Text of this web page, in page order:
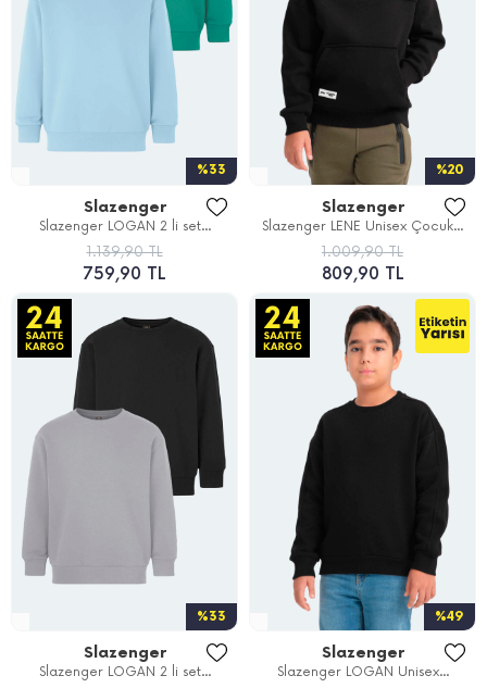
%33
Slazenger
Slazenger LOGAN 2 li set...
1.139,90 TL
759,90 TL
%20
Slazenger
Slazenger LENE Unisex Çocuk...
1.009,90 TL
809,90 TL
%33
Slazenger
Slazenger LOGAN 2 li set...
%49
Slazenger
Slazenger LOGAN Unisex...